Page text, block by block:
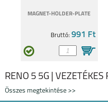
MAGNET-HOLDER-PLATE
Bruttó: 991 Ft
RENO 5 5G | VEZETÉKES
Összes megtekintése >>